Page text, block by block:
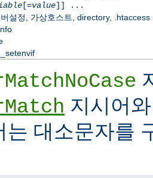
[=value]] ...
설정, 가상호스트, directory, .htaccess
지시어
는 대소문자를